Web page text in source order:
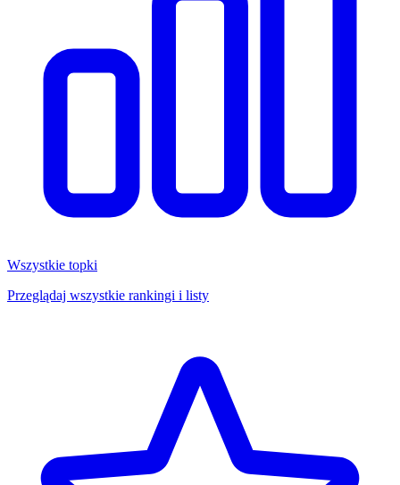
Wszystkie topki
Przeglądaj wszystkie rankingi i listy